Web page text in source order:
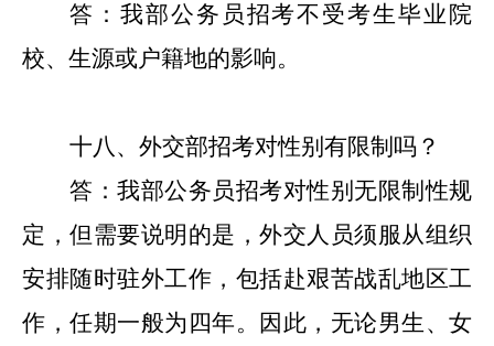
答：我部公务员招考不受考生毕业院
校、生源或户籍地的影响。
十八、外交部招考对性别有限制吗？
答：我部公务员招考对性别无限制性规
定，但需要说明的是，外交人员须服从组织
安排随时驻外工作， 包括赴艰苦战乱地区工
作，任期一般为四年。因此，无论男生、女